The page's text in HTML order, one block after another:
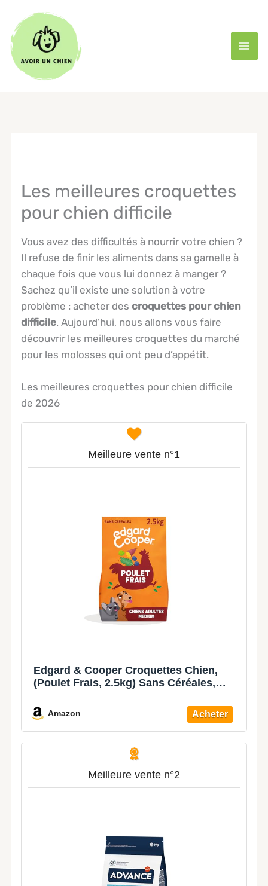
contenu
Les meilleures croquettes
pour chien difficile
Vous avez des difficultés à nourrir votre chien ?
Il refuse de finir les aliments dans sa gamelle à
chaque fois que vous lui donnez à manger ?
Sachez qu’il existe une solution à votre
problème : acheter descroquettes pour chien
difficile. Aujourd’hui, nous allons vous faire
découvrir les meilleures croquettes du marché
pour les molosses qui ont peu d’appétit.
Les meilleures croquettes pour chien difficile
de 2026
Meilleure vente n°1
Edgard & Cooper Croquettes Chien,
(Poulet Frais, 2.5kg) Sans Céréales,
Vrais ingrédients pour chiens,
Hypoallergénique, Sans sucres ajoutés
Amazon
Meilleure vente n°2